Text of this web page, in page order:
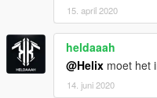
15. april 2020
heldaaah
@Helix moet het
14. juni 2020